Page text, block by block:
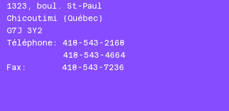
1323, boul. St-Paul
Chicoutimi (Québec)
G7J 3Y2
Téléphone: 418-543-2168
418-543-4664
Fax: 418-543-7236